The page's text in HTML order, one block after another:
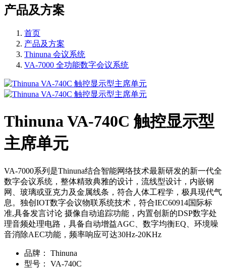
产品及方案
首页
产品及方案
Thinuna 会议系统
VA-7000 全功能数字会议系统
Thinuna VA-740C 触控显示型
主席单元
VA-7000系列是Thinuna结合智能网络技术最新研发的新一代全
数字会议系统，整体精致典雅的设计，流线型设计，内嵌钢
网、玻璃或亚克力及金属线条，符合人体工程学，极具现代气
息。独创IOT数字会议物联系统技术，符合IEC60914国际标
准,具备发言讨论 摄像自动追踪功能，内置创新的DSP数字处
理音频处理电路，具备自动增益AGC、数字均衡EQ、环境噪
音消除AEC功能，频率响应可达30Hz-20KHz
品牌：
Thinuna
型号：
VA-740C